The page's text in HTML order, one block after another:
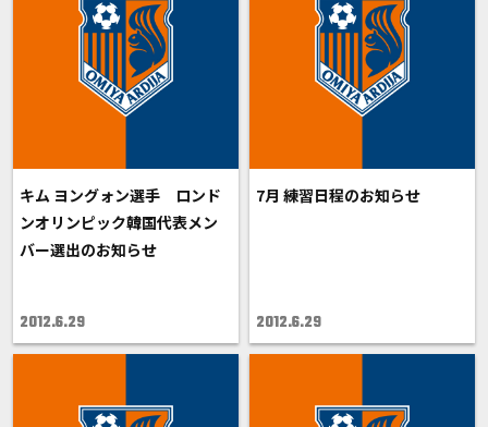
キム ヨングォン選手 ロンド
ンオリンピック韓国代表メン
バー選出のお知らせ
2012.6.29
7月 練習日程のお知らせ
2012.6.29